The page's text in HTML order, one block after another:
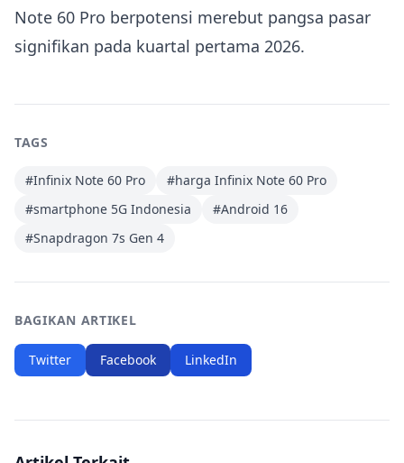
Note 60 Pro berpotensi merebut pangsa pasar
signifikan pada kuartal pertama 2026.
TAGS
#Infinix Note 60 Pro #harga Infinix Note 60 Pro
#smartphone 5G Indonesia #Android 16
#Snapdragon 7s Gen 4
BAGIKAN ARTIKEL
Twitter Facebook LinkedIn